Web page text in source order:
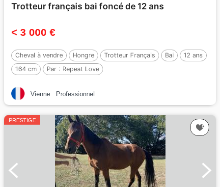
Trotteur français bai foncé de 12 ans
< 3 000 €
Cheval à vendre Hongre Trotteur Français Bai
12 ans
164 cm
Par : Repeat Love
Vienne Professionnel
PRESTIGE